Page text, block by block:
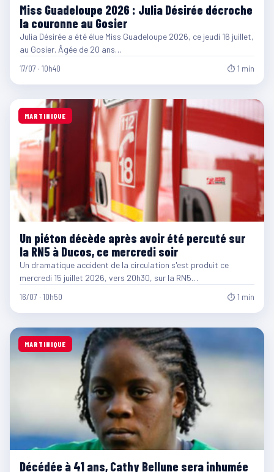
Miss Guadeloupe 2026 : Julia Désirée décroche
la couronne au Gosier
Julia Désirée a été élue Miss Guadeloupe 2026, ce jeudi 16 juillet,
au Gosier. Âgée de 20 ans…
17/07 · 10h40 ⏱ 1 min
MARTINIQUE
Un piéton décède après avoir été percuté sur
la RN5 à Ducos, ce mercredi soir
Un dramatique accident de la circulation s'est produit ce
mercredi 15 juillet 2026, vers 20h30, sur la RN5…
16/07 · 10h50 ⏱ 1 min
MARTINIQUE
Décédée à 41 ans, Cathy Bellune sera inhumée